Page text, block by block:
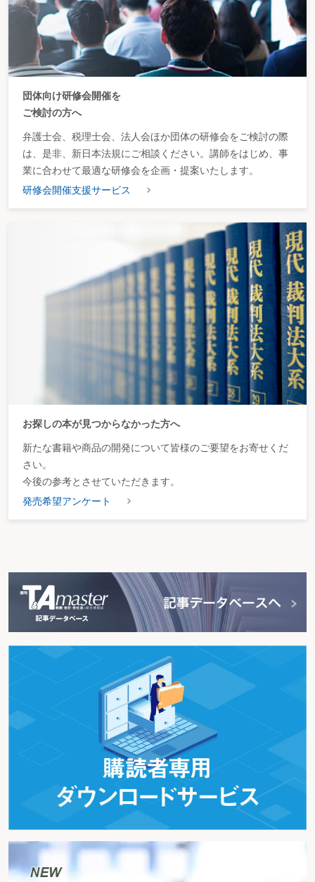
団体向け研修会開催を
ご検討の方へ
弁護士会、税理士会、法人会ほか団体の研修会をご検討の際
は、是非、新日本法規にご相談ください。講師をはじめ、事
業に合わせて最適な研修会を企画・提案いたします。
研修会開催支援サービス
お探しの本が見つからなかった方へ
新たな書籍や商品の開発について皆様のご要望をお寄せくだ
さい。
今後の参考とさせていただきます。
発売希望アンケート